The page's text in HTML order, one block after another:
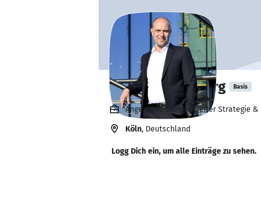
Peter Frankenberg Basis
Angestellt, Bereichsleiter Strategie &
Köln, Deutschland
Logg Dich ein, um alle Einträge zu sehen.